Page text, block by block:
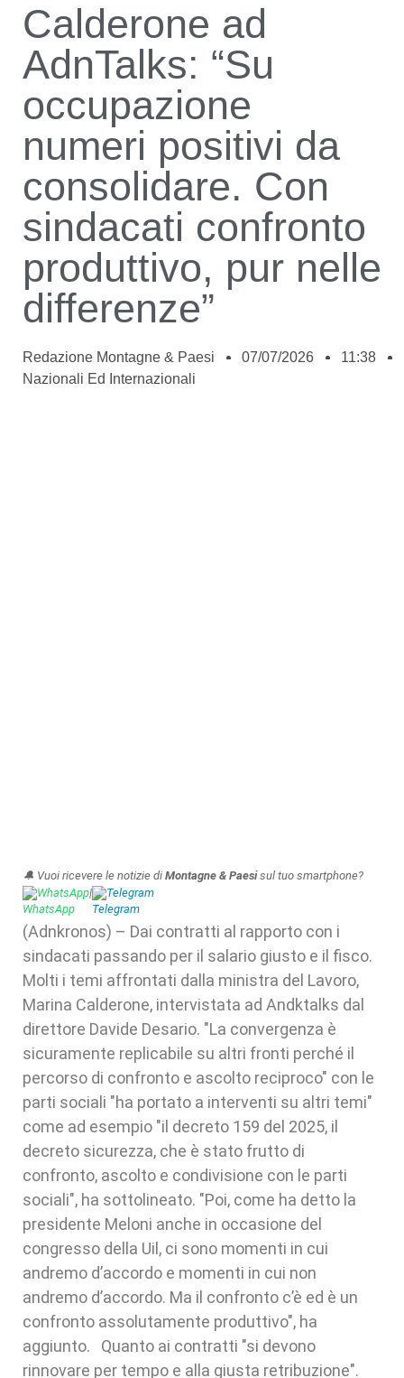
Calderone ad
AdnTalks: “Su
occupazione
numeri positivi da
consolidare. Con
sindacati confronto
produttivo, pur nelle
differenze”
Redazione Montagne & Paesi 07/07/2026
11:38
Nazionali Ed Internazionali
🔔 Vuoi ricevere le notizie di Montagne & Paesisul tuo smartphone?
WhatsApp| Telegram
(Adnkronos) – Dai contratti al rapporto con i
sindacati passando per il salario giusto e il fisco.
Molti i temi affrontati dalla ministra del Lavoro,
Marina Calderone, intervistata ad Andktalks dal
direttore Davide Desario. "La convergenza è
sicuramente replicabile su altri fronti perché il
percorso di confronto e ascolto reciproco" con le
parti sociali "ha portato a interventi su altri temi"
come ad esempio "il decreto 159 del 2025, il
decreto sicurezza, che è stato frutto di
confronto, ascolto e condivisione con le parti
sociali", ha sottolineato. "Poi, come ha detto la
presidente Meloni anche in occasione del
congresso della Uil, ci sono momenti in cui
andremo d’accordo e momenti in cui non
andremo d’accordo. Ma il confronto c’è ed è un
confronto assolutamente produttivo", ha
aggiunto. Quanto ai contratti "si devono
rinnovare per tempo e alla giusta retribuzione".